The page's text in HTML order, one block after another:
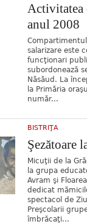
Activitatea
anul 2008
salarizare este
funcţionari
subordonează
Năsăud. La
la Primăria
număr...
BISTRIŢA
Şezătoare
Micuţii de la
la grupa
Avram şi
dedicat
spectacol de
Preşcolarii
îmbrăcaţi...